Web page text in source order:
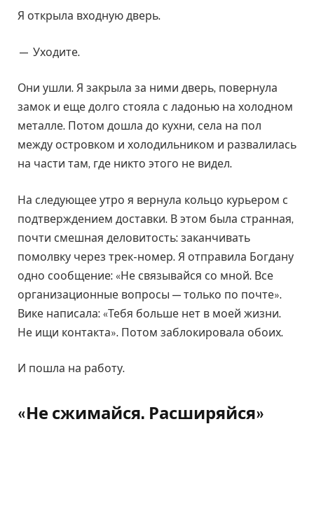
Я открыла входную дверь.
— Уходите.
Они ушли. Я закрыла за ними дверь, повернула
замок и еще долго стояла с ладонью на холодном
металле. Потом дошла до кухни, села на пол
между островком и холодильником и развалилась
на части там, где никто этого не видел.
На следующее утро я вернула кольцо курьером с
подтверждением доставки. В этом была странная,
почти смешная деловитость: заканчивать
помолвку через трек-номер. Я отправила Богдану
одно сообщение: «Не связывайся со мной. Все
организационные вопросы — только по почте».
Вике написала: «Тебя больше нет в моей жизни.
Не ищи контакта». Потом заблокировала обоих.
И пошла на работу.
«Не сжимайся. Расширяйся»